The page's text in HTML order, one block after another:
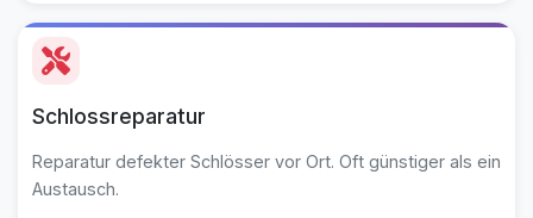
Schlossreparatur
Reparatur defekter Schlösser vor Ort. Oft günstiger als ein
Austausch.